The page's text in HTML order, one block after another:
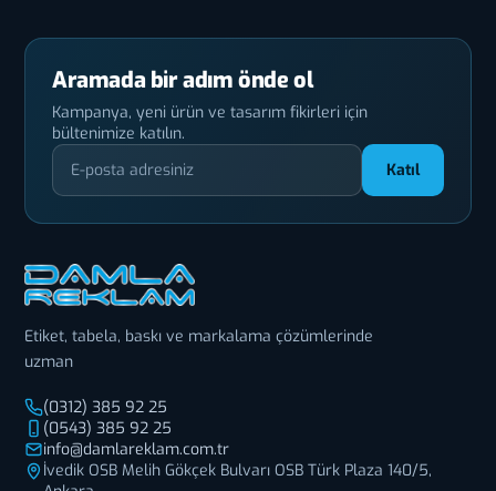
Aramada bir adım önde ol
Kampanya, yeni ürün ve tasarım fikirleri için
bültenimize katılın.
Katıl
Etiket, tabela, baskı ve markalama çözümlerinde
uzman
(0312) 385 92 25
(0543) 385 92 25
info@damlareklam.com.tr
İvedik OSB Melih Gökçek Bulvarı OSB Türk Plaza 140/5,